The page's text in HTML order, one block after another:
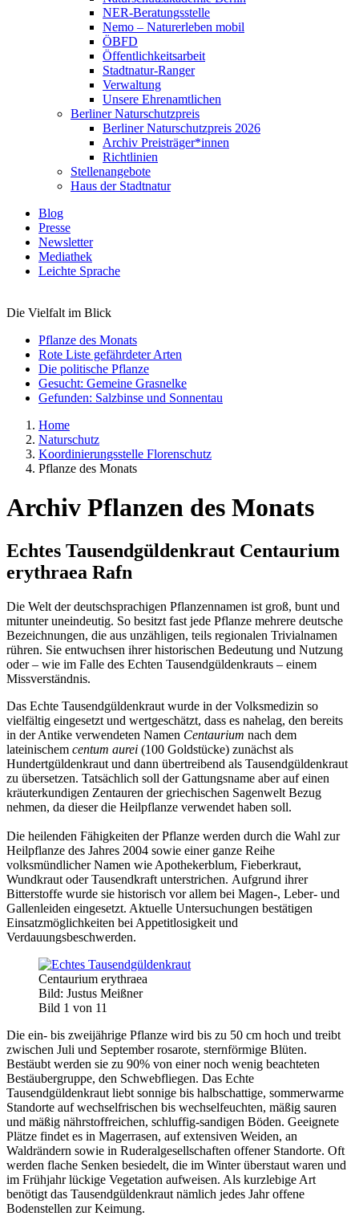
NER-Beratungsstelle
Nemo – Naturerleben mobil
ÖBFD
Öffentlichkeitsarbeit
Stadtnatur-Ranger
Verwaltung
Unsere Ehrenamtlichen
Berliner Naturschutzpreis
Berliner Naturschutzpreis 2026
Archiv Preisträger*innen
Richtlinien
Stellenangebote
Haus der Stadtnatur
Blog
Presse
Newsletter
Mediathek
Leichte Sprache
Die Vielfalt im Blick
Pflanze des Monats
Rote Liste gefährdeter Arten
Die politische Pflanze
Gesucht: Gemeine Grasnelke
Gefunden: Salzbinse und Sonnentau
Home
Naturschutz
Koordinierungsstelle Florenschutz
Pflanze des Monats
Archiv Pflanzen des Monats
Echtes Tausendgüldenkraut Centaurium
erythraea Rafn
Die Welt der deutschsprachigen Pflanzennamen ist groß, bunt und
mitunter uneindeutig. So besitzt fast jede Pflanze mehrere deutsche
Bezeichnungen, die aus unzähligen, teils regionalen Trivialnamen
rühren. Sie entwuchsen ihrer historischen Bedeutung und Nutzung
oder – wie im Falle des Echten Tausendgüldenkrauts – einem
Missverständnis.
Das Echte Tausendgüldenkraut wurde in der Volksmedizin so
vielfältig eingesetzt und wertgeschätzt, dass es nahelag, den bereits
in der Antike verwendeten Namen Centaurium nach dem
lateinischem centum aurei (100 Goldstücke) zunächst als
Hundertgüldenkraut und dann übertreibend als Tausendgüldenkraut
zu übersetzen. Tatsächlich soll der Gattungsname aber auf einen
kräuterkundigen Zentauren der griechischen Sagenwelt Bezug
nehmen, da dieser die Heilpflanze verwendet haben soll.
Die heilenden Fähigkeiten der Pflanze werden durch die Wahl zur
Heilpflanze des Jahres 2004 sowie einer ganze Reihe
volksmündlicher Namen wie Apothekerblum, Fieberkraut,
Wundkraut oder Tausendkraft unterstrichen. Aufgrund ihrer
Bitterstoffe wurde sie historisch vor allem bei Magen-, Leber- und
Gallenleiden eingesetzt. Aktuelle Untersuchungen bestätigen
Einsatzmöglichkeiten bei Appetitlosigkeit und
Verdauungsbeschwerden.
Centaurium erythraea
Bild: Justus Meißner
Bild 1 von 11
Die ein- bis zweijährige Pflanze wird bis zu 50 cm hoch und treibt
zwischen Juli und September rosarote, sternförmige Blüten.
Bestäubt werden sie zu 90% von einer noch wenig beachteten
Bestäubergruppe, den Schwebfliegen. Das Echte
Tausendgüldenkraut liebt sonnige bis halbschattige, sommerwarme
Standorte auf wechselfrischen bis wechselfeuchten, mäßig sauren
und mäßig nährstoffreichen, schluffig-sandigen Böden. Geeignete
Plätze findet es in Magerrasen, auf extensiven Weiden, an
Waldrändern sowie in Ruderalgesellschaften offener Standorte. Oft
werden flache Senken besiedelt, die im Winter überstaut waren und
im Frühjahr lückige Vegetation aufweisen. Als kurzlebige Art
benötigt das Tausendgüldenkraut nämlich jedes Jahr offene
Bodenstellen zur Keimung.